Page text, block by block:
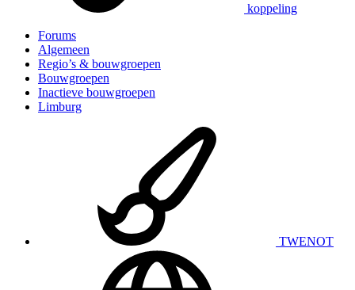
koppeling
Forums
Algemeen
Regio’s & bouwgroepen
Bouwgroepen
Inactieve bouwgroepen
Limburg
TWENOT